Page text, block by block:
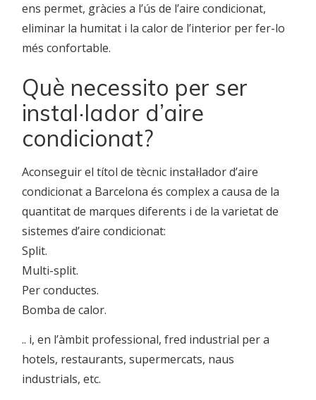
ens permet, gràcies a l’ús de l’aire condicionat,
eliminar la humitat i la calor de l’interior per fer-lo
més confortable.
Què necessito per ser
instal·lador d’aire
condicionat?
Aconseguir el títol de tècnic instal·lador d’aire
condicionat a Barcelona és complex a causa de la
quantitat de marques diferents i de la varietat de
sistemes d’aire condicionat:
Split.
Multi-split.
Per conductes.
Bomba de calor.
.. i, en l’àmbit professional, fred industrial per a
hotels, restaurants, supermercats, naus
industrials, etc.